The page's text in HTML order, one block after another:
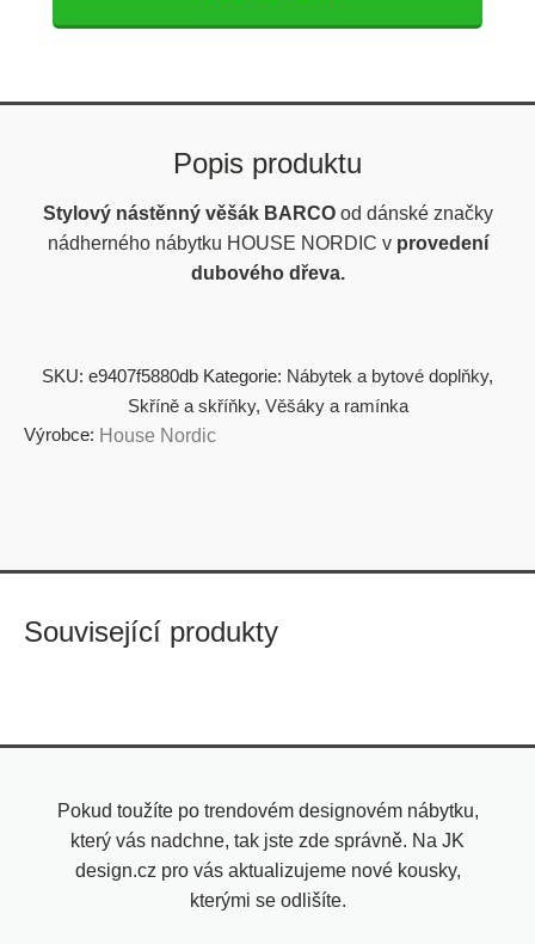
Popis produktu
Stylový nástěnný věšák BARCOod dánské značky
nádherného nábytku HOUSE NORDIC v provedení
dubového dřeva.
SKU: e9407f5880db Kategorie: Nábytek a bytové doplňky,
Skříně a skříňky, Věšáky a ramínka
Výrobce: House Nordic
Související produkty
Pokud toužíte po trendovém designovém nábytku,
který vás nadchne, tak jste zde správně. Na JK
design.cz pro vás aktualizujeme nové kousky,
kterými se odlišíte.